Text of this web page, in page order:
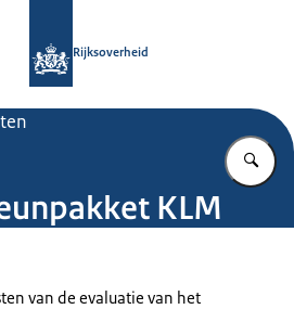
Rijksoverheid
KLM
van de evaluatie van het